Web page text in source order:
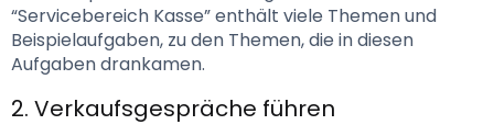
“Servicebereich Kasse” enthält viele Themen und
Beispielaufgaben, zu den Themen, die in diesen
Aufgaben drankamen.
2. Verkaufsgespräche führen